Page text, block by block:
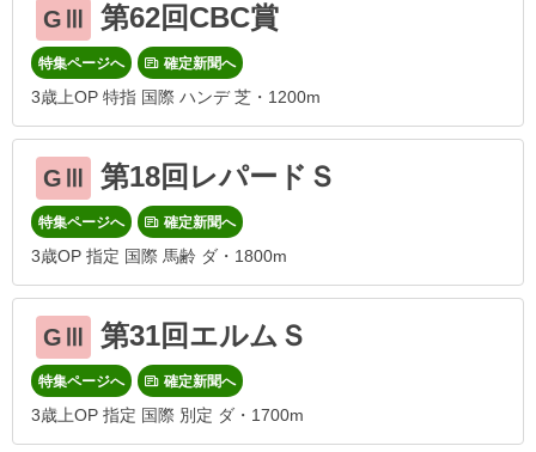
GⅢ 第62回CBC賞
特集ページへ 確定新聞へ
3歳上OP 特指 国際 ハンデ 芝・1200m
GⅢ 第18回レパードＳ
特集ページへ 確定新聞へ
3歳OP 指定 国際 馬齢 ダ・1800m
GⅢ 第31回エルムＳ
特集ページへ 確定新聞へ
3歳上OP 指定 国際 別定 ダ・1700m